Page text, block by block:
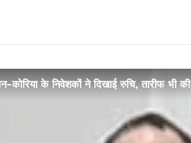
कोरिया के निवेशकों ने दिखाई रुचि, तारीफ भी की